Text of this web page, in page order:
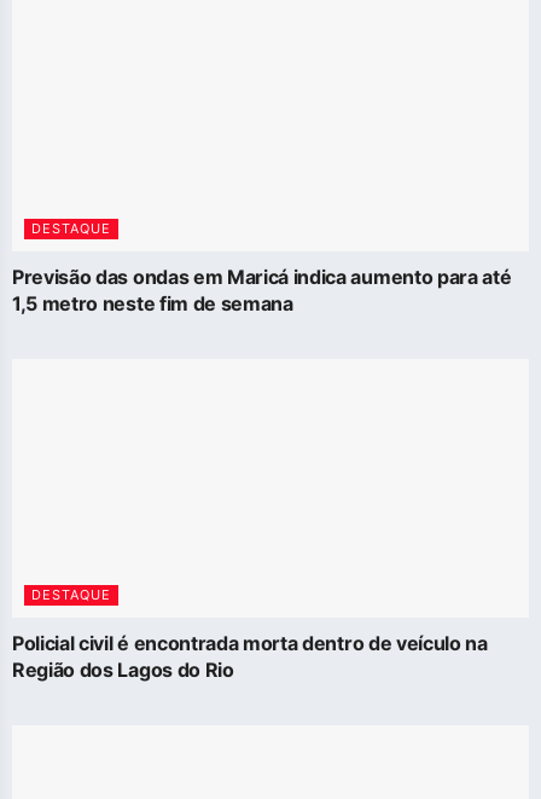
DESTAQUE
Previsão das ondas em Maricá indica aumento para até
1,5 metro neste fim de semana
DESTAQUE
Policial civil é encontrada morta dentro de veículo na
Região dos Lagos do Rio